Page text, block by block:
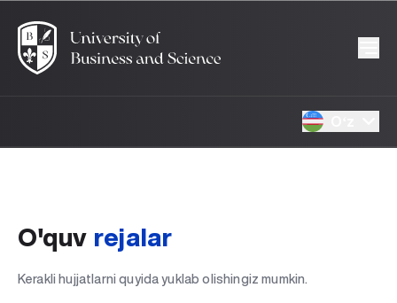
O'quv rejalar
Kerakli hujjatlarni quyida yuklab olishingiz mumkin.